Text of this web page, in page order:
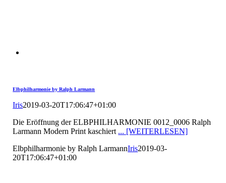
Elbphilharmonie by Ralph Larmann
Iris2019-03-20T17:06:47+01:00
Die Eröffnung der ELBPHILHARMONIE 0012_0006 Ralph
Larmann Modern Print kaschiert ... [WEITERLESEN]
Elbphilharmonie by Ralph LarmannIris2019-03-
20T17:06:47+01:00